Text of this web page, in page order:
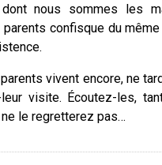
dont nous sommes les
confisque du
vivent encore, ne
visite. Écoutez-les,
le regretterez pas…